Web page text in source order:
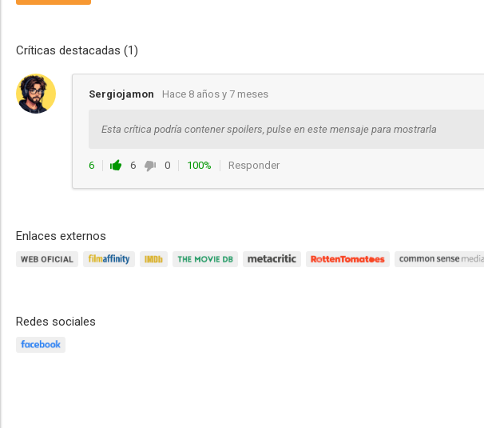
Críticas destacadas (1)
Sergiojamon Hace 8 años y 7 meses
Esta crítica podría contener spoilers, pulse en este mensaje para mostrarla
6 6 0 100% Responder
Enlaces externos
Redes sociales